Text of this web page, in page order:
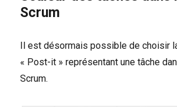
Scrum
Il est désormais possible de choisir
« Post-it » représentant une tâche
Scrum.